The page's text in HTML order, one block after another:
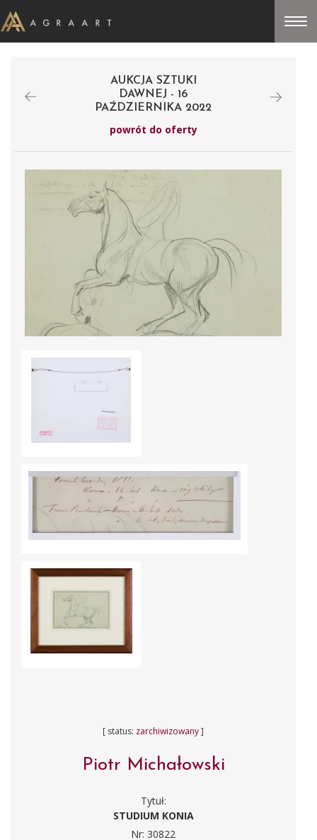
AUKCJA SZTUKI
DAWNEJ - 16
PAŹDZIERNIKA 2022
powrót do oferty
[ status: zarchiwizowany]
Piotr Michałowski
Tytuł:
STUDIUM KONIA
Nr: 30822